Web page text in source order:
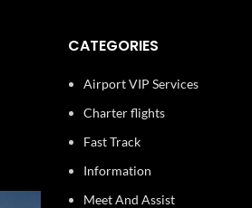
CATEGORIES
Airport VIP Services
Charter flights
Fast Track
Information
Meet And Assist